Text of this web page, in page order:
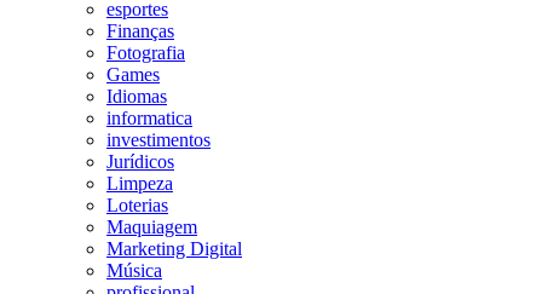
esportes
Finanças
Fotografia
Games
Idiomas
informatica
investimentos
Jurídicos
Limpeza
Loterias
Maquiagem
Marketing Digital
Música